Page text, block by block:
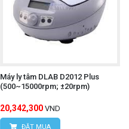
Máy ly tâm DLAB D2012 Plus
(500~15000rpm; ±20rpm)
20,342,300 VND
ĐẶT MUA